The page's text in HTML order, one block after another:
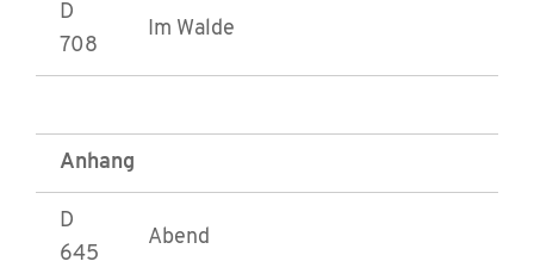
D
708
Im Walde
Anhang
D
645
Abend